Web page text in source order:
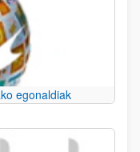
egonaldiak